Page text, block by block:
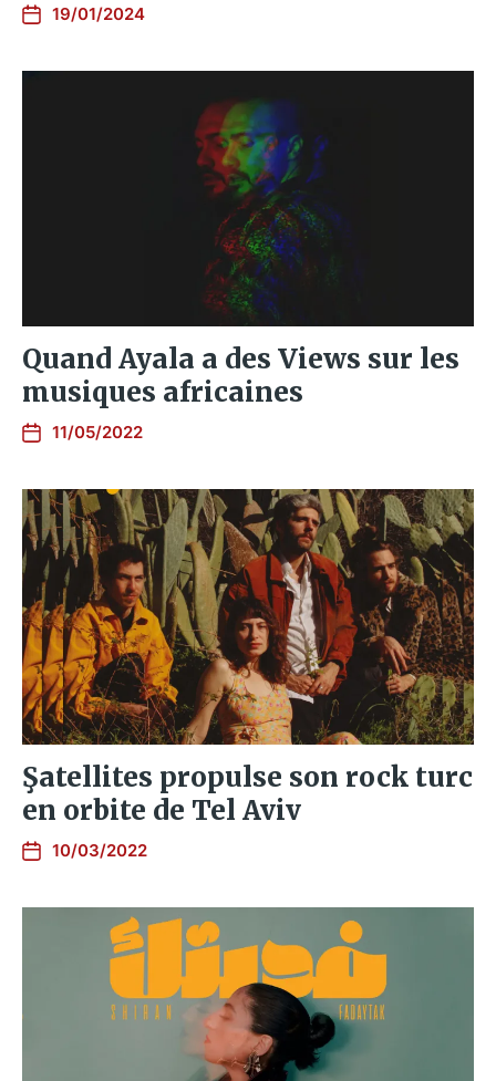
19/01/2024
Quand Ayala a des Views sur les
musiques africaines
11/05/2022
Şatellites propulse son rock turc
en orbite de Tel Aviv
10/03/2022